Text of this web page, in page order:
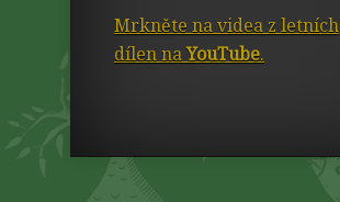
Mrkněte na videa z letních
dílen naYouTube.